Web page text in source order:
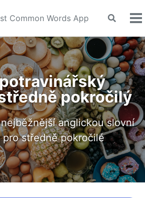
Common Words App
Toggle
pokročilý
anglickou slovní
středně pokročilé